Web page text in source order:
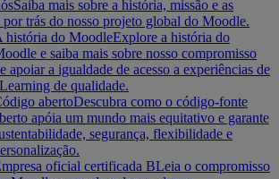
Saiba mais sobre a história, missão e as
por trás do nosso projeto global do Moodle.
história do MoodleExplore a história do
e saiba mais sobre nosso compromisso
apoiar a igualdade de acesso a experiências de
de qualidade.
abertoDescubra como o código-fonte
apóia um mundo mais equitativo e garante
segurança, flexibilidade e
oficial certificada BLeia o compromisso